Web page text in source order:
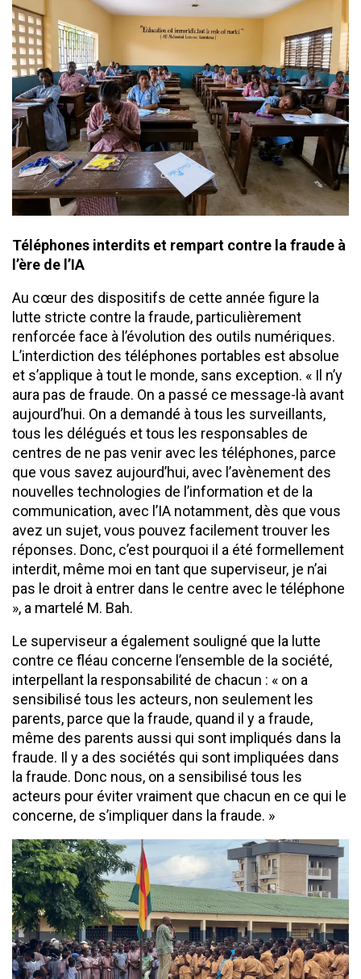
​Téléphones interdits et rempart contre la fraude à
l’ère de l’IA
Au cœur des dispositifs de cette année figure la
lutte stricte contre la fraude, particulièrement
renforcée face à l’évolution des outils numériques.
L’interdiction des téléphones portables est absolue
et s’applique à tout le monde, sans exception. ​« Il n’y
aura pas de fraude. On a passé ce message-là avant
aujourd’hui. On a demandé à tous les surveillants,
tous les délégués et tous les responsables de
centres de ne pas venir avec les téléphones, parce
que vous savez aujourd’hui, avec l’avènement des
nouvelles technologies de l’information et de la
communication, avec l’IA notamment, dès que vous
avez un sujet, vous pouvez facilement trouver les
réponses. Donc, c’est pourquoi il a été formellement
interdit, même moi en tant que superviseur, je n’ai
pas le droit à entrer dans le centre avec le téléphone
», a martelé M. Bah.
​Le superviseur a également souligné que la lutte
contre ce fléau concerne l’ensemble de la société,
interpellant la responsabilité de chacun : « on a
sensibilisé tous les acteurs, non seulement les
parents, parce que la fraude, quand il y a fraude,
même des parents aussi qui sont impliqués dans la
fraude. Il y a des sociétés qui sont impliquées dans
la fraude. Donc nous, on a sensibilisé tous les
acteurs pour éviter vraiment que chacun en ce qui le
concerne, de s’impliquer dans la fraude. »